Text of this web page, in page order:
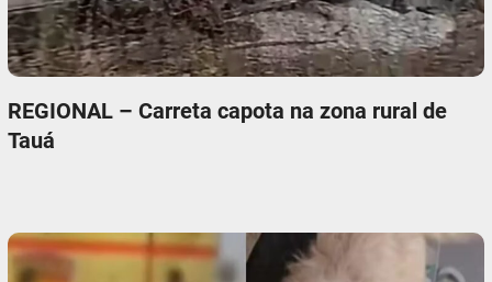
REGIONAL – Carreta capota na zona rural de
Tauá